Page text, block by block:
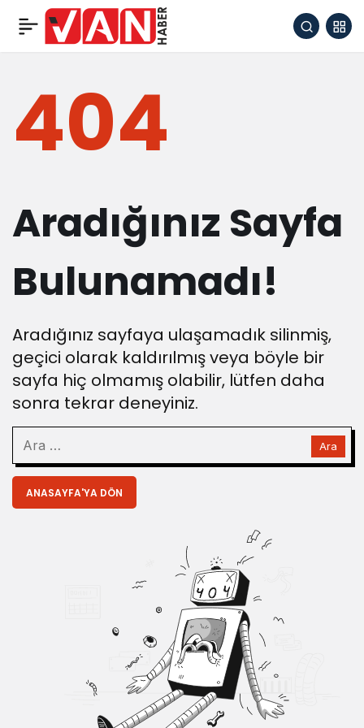
404
Aradığınız Sayfa
Bulunamadı!
Aradığınız sayfaya ulaşamadık silinmiş,
geçici olarak kaldırılmış veya böyle bir
sayfa hiç olmamış olabilir, lütfen daha
sonra tekrar deneyiniz.
ANASAYFA'YA DÖN